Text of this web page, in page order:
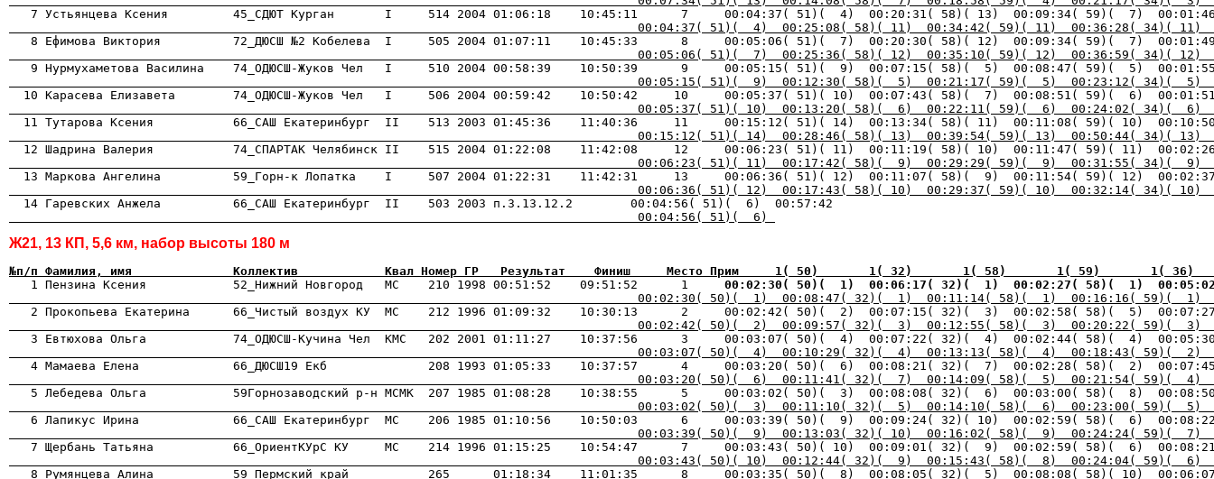
7 Устьянцева Ксения         45_СДЮТ Курган       I     514 2004 01:06:18    10:45:11      7     00:04:37( 51)(  4)  00:20:31( 58)( 13)  00:09:34( 59)(  7)
00:04:37( 51)(  4)  00:25:08( 58)( 11)  00:34:42( 59)( 11)  00:36:28( 34)(
00:05:06( 51)(  7)  00:25:36( 58)( 12)  00:35:10( 59)( 12)  00:36:59( 34)(
00:05:15( 51)(  9)  00:12:30( 58)(  5)  00:21:17( 59)(  5)  00:23:12( 34)(
00:05:37( 51)( 10)  00:13:20( 58)(  6)  00:22:11( 59)(  6)  00:24:02( 34)(
00:15:12( 51)( 14)  00:28:46( 58)( 13)  00:39:54( 59)( 13)  00:50:44( 34)(
00:06:23( 51)( 11)  00:17:42( 58)(  9)  00:29:29( 59)(  9)  00:31:55( 34)(
00:06:36( 51)( 12)  00:17:43( 58)( 10)  00:29:37( 59)( 10)  00:32:14( 34)(
                                                                                       00:04:56( 51)(  6)
Ж21, 13 КП, 5,6 км, набор высоты 180 м
№п/п Фамилия, имя              Коллектив            Квал Номер ГР   Результат    Финиш     Место Прим     1( 50)       1( 32)       1( 58)       1( 59)
1 Пензина Ксения            52_Нижний Новгород   МС    210 1998 00:51:52    09:51:52      1
00:02:30( 50)(  1) 00:06:17( 32)(  1) 00:02:27( 58)(  1)
00:02:30( 50)(  1)  00:08:47( 32)(  1)  00:11:14( 58)(  1)  00:16:16( 59)(
00:02:42( 50)(  2)  00:09:57( 32)(  3)  00:12:55( 58)(  3)  00:20:22( 59)(
00:03:07( 50)(  4)  00:10:29( 32)(  4)  00:13:13( 58)(  4)  00:18:43( 59)(
4 Мамаева Елена             66_ДЮСШ19 Екб              208 1993 01:05:33    10:37:57      4     00:03:20( 50)(  6)  00:08:21( 32)(  7)  00:02:28( 58)(  2)
00:03:20( 50)(  6)  00:11:41( 32)(  7)  00:14:09( 58)(  5)  00:21:54( 59)(
00:03:02( 50)(  3)  00:11:10( 32)(  5)  00:14:10( 58)(  6)  00:23:00( 59)(
00:03:39( 50)(  9)  00:13:03( 32)( 10)  00:16:02( 58)(  9)  00:24:24( 59)(
00:03:43( 50)( 10)  00:12:44( 32)(  9)  00:15:43( 58)(  8)  00:24:04( 59)(